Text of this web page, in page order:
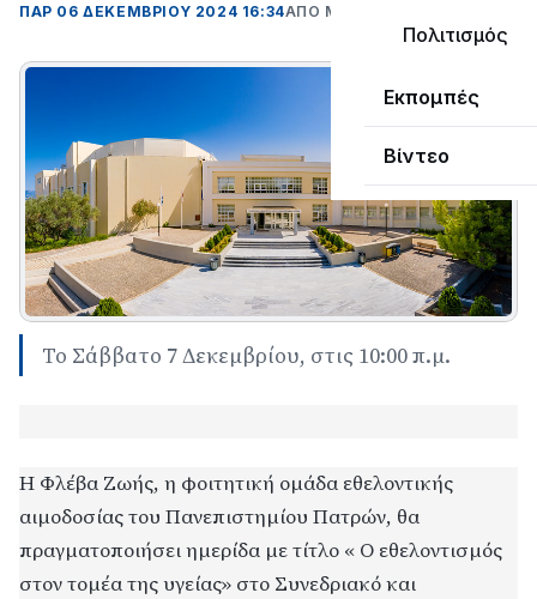
Πολιτισμός
Εκπομπές
Βίντεο
ΠΑΡ 06 ΔΕΚΕΜΒΡΊΟΥ 2024 16:34ΑΠΌ ΜΑΝΤΩ ΚΑΠΕΝΤΖΩΝΗ
Το Σάββατο 7 Δεκεμβρίου, στις 10:00 π.μ.
Η Φλέβα Ζωής, η φοιτητική ομάδα εθελοντικής
αιμοδοσίας του Πανεπιστημίου Πατρών, θα
πραγματοποιήσει ημερίδα με τίτλο « Ο εθελοντισμός
στον τομέα της υγείας» στο Συνεδριακό και